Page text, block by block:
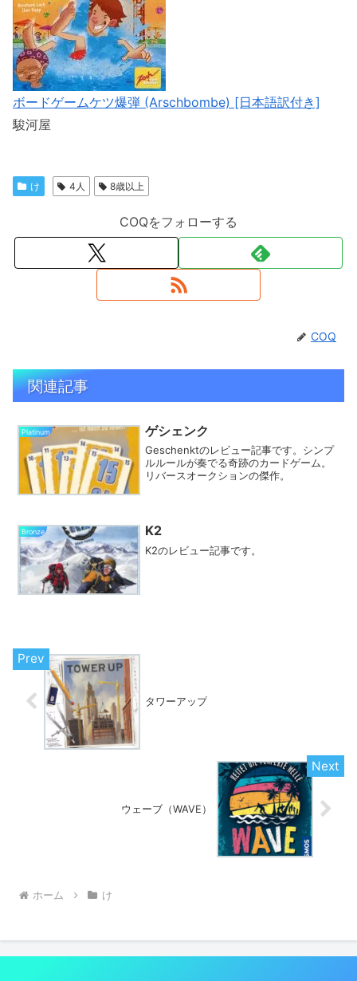
ボードゲームケツ爆弾 (Arschbombe) [日本語訳付き]
駿河屋
け 4人 8歳以上
COQをフォローする
COQ
関連記事
Platinum ゲシェンク
Geschenktのレビュー記事です。シンプ
ルルールが奏でる奇跡のカードゲーム。
リバースオークションの傑作。
Bronze K2
K2のレビュー記事です。
タワーアップ
ウェーブ（WAVE）
ホーム け